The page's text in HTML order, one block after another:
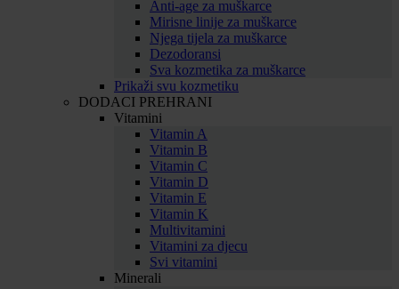
Anti-age za muškarce
Mirisne linije za muškarce
Njega tijela za muškarce
Dezodoransi
Sva kozmetika za muškarce
Prikaži svu kozmetiku
DODACI PREHRANI
Vitamini
Vitamin A
Vitamin B
Vitamin C
Vitamin D
Vitamin E
Vitamin K
Multivitamini
Vitamini za djecu
Svi vitamini
Minerali